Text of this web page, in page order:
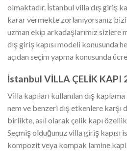
olmaktadır. İstanbul villa dış giriş
karar vermekte zorlanıyorsanız
uzman ekip arkadaşlarımız sizlere
dış giriş kapısı modeli konusunda
açıdan seçim yapma konusunda
İstanbul VİLLA ÇELİK KAPI
Villa kapıları kullanılan dış
nem ve benzeri dış etkenlere karşı
birlikte, asıl olarak çelik kapı
Seçmiş olduğunuz villa giriş kapısı
kompozit veya kompak lamine